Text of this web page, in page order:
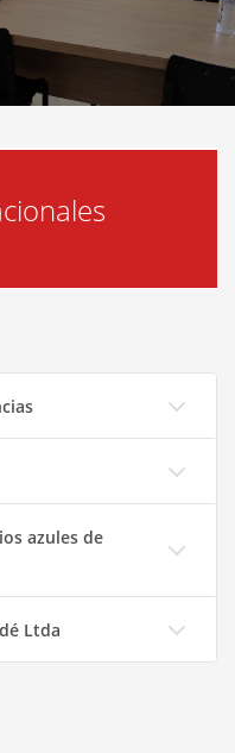
azules de
Ltda